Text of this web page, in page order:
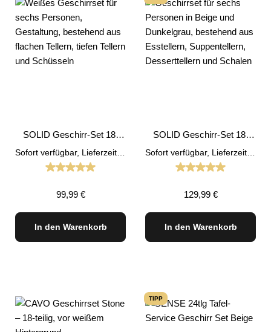
SOLID Geschirr-Set 18-
Steinzeug Blau
Durchschnittliche Bewertung von 5 von 5 Sternen
Regulärer Preis:
99,99 €
In den Warenkorb
SOLID Geschirr-Set 18-
Steinzeug Beige
Durchschnittliche
Regulärer Preis:
129,99 €
In den Warenkorb
TIPP